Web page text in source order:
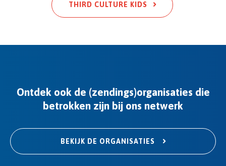
THIRD CULTURE KIDS
Ontdek ook de (zendings)organisaties die
betrokken zijn bij ons netwerk
BEKIJK DE ORGANISATIES